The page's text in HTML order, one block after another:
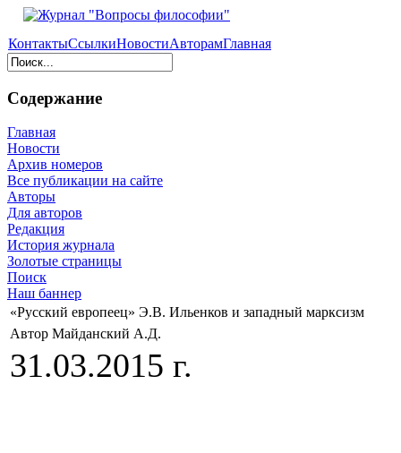
КонтактыСсылкиНовостиАвторамГлавная
Содержание
Главная
Новости
Архив номеров
Все публикации на сайте
Авторы
Для авторов
Редакция
История журнала
Золотые страницы
Поиск
Наш баннер
«Русский европеец» Э.В. Ильенков и западный марксизм
Автор Майданский А.Д.
31.03.2015 г.